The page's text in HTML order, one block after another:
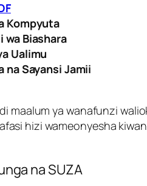
Kompyuta
wa Biashara
Ualimu
na Sayansi Jamii
maalum ya wanafunzi
hizi wameonyesha
na SUZA